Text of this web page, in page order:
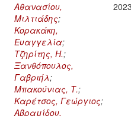
Αθανασίου,
Μιλτιάδης;
Κορακάκη,
Ευαγγελία;
Τζηρίτης, Η.;
Ξανθόπουλος,
Γαβριήλ;
Μπακούνιας, Τ.;
Καρέτσος, Γεώργιος;
Αβραμίδου,